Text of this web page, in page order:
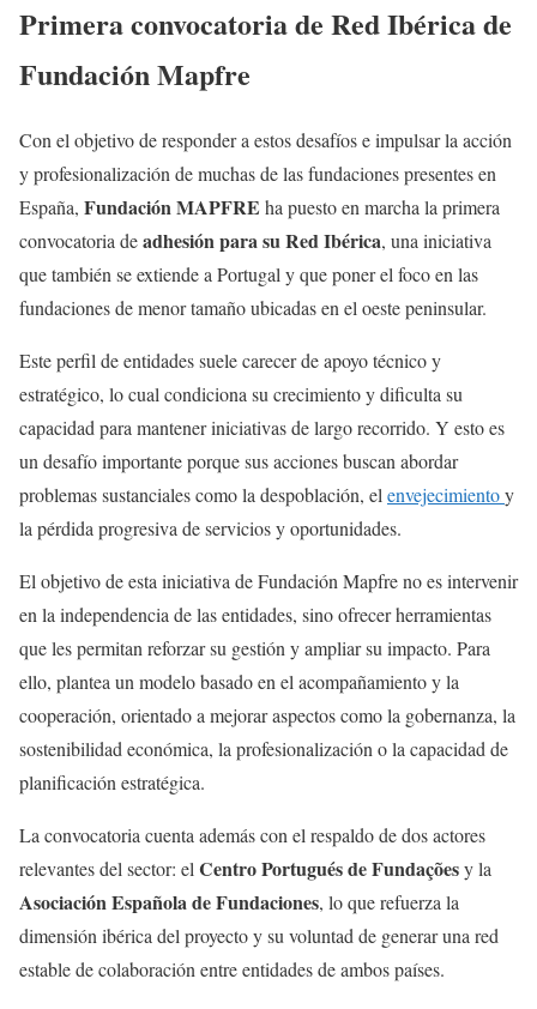
Primera convocatoria de Red Ibérica de
Fundación Mapfre
Con el objetivo de responder a estos desafíos e impulsar la acción
y profesionalización de muchas de las fundaciones presentes en
España, Fundación MAPFRE ha puesto en marcha la primera
convocatoria deadhesión para su Red Ibérica, una iniciativa
que también se extiende a Portugal y que poner el foco en las
fundaciones de menor tamaño ubicadas en el oeste peninsular.
Este perfil de entidades suele carecer de apoyo técnico y
estratégico, lo cual condiciona su crecimiento y dificulta su
capacidad para mantener iniciativas de largo recorrido. Y esto es
un desafío importante porque sus acciones buscan abordar
problemas sustanciales como la despoblación, el envejecimientoy
la pérdida progresiva de servicios y oportunidades.
El objetivo de esta iniciativa de Fundación Mapfre no es intervenir
en la independencia de las entidades, sino ofrecer herramientas
que les permitan reforzar su gestión y ampliar su impacto. Para
ello, plantea un modelo basado en el acompañamiento y la
cooperación, orientado a mejorar aspectos como la gobernanza, la
sostenibilidad económica, la profesionalización o la capacidad de
planificación estratégica.
La convocatoria cuenta además con el respaldo de dos actores
relevantes del sector: el Centro Portugués de Fundaçõesy la
Asociación Española de Fundaciones, lo que refuerza la
dimensión ibérica del proyecto y su voluntad de generar una red
estable de colaboración entre entidades de ambos países.